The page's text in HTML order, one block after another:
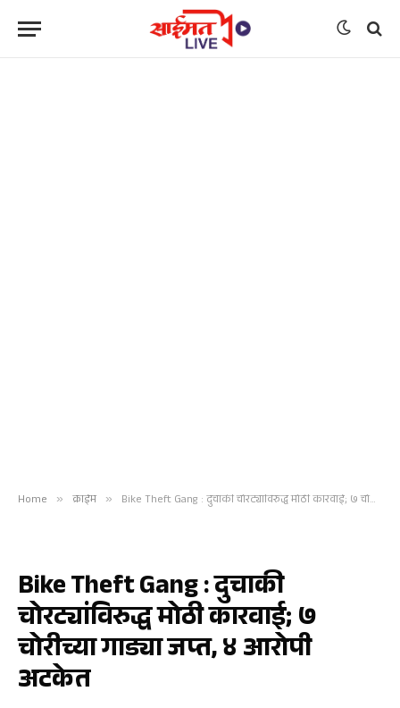
Home » क्राईम » Bike Theft Gang : दुचाकी चोरट्यांविरुद्ध मोठी कारवाई; ७ चोरीच्या गाड्या जप्त, ४ आरोपी अटकेत
Bike Theft Gang : दुचाकी
चोरट्यांविरुद्ध मोठी कारवाई; ७
चोरीच्या गाड्या जप्त, ४ आरोपी
अटकेत